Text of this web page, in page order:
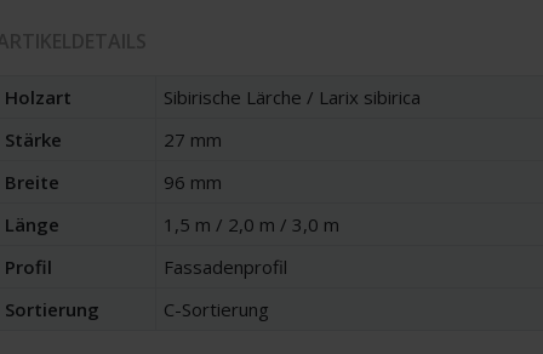
Holzart
Sibirische Lärche / Larix sibirica
Stärke
27 mm
Breite
96 mm
Länge
1,5 m / 2,0 m / 3,0 m
Profil
Fassadenprofil
Sortierung
C-Sortierung